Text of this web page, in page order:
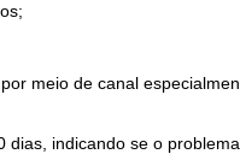
meio de canal
indicando se o